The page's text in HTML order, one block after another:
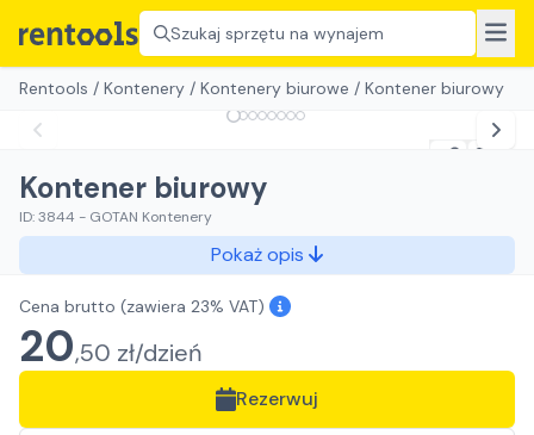
Szukaj sprzętu na wynajem
Rentools / Kontenery / Kontenery biurowe / Kontener biurowy
Kontener biurowy
ID:3844 - GOTAN Kontenery
Pokaż opis
Cena brutto (zawiera 23% VAT)
20,50 zł/dzień
Rezerwuj